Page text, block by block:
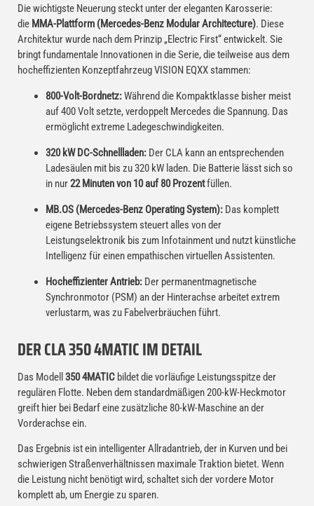
Die wichtigste Neuerung steckt unter der eleganten Karosserie:
die MMA-Plattform (Mercedes-Benz Modular Architecture). Diese
Architektur wurde nach dem Prinzip „Electric First“ entwickelt. Sie
bringt fundamentale Innovationen in die Serie, die teilweise aus dem
hocheffizienten Konzeptfahrzeug VISION EQXX stammen:
800-Volt-Bordnetz:Während die Kompaktklasse bisher meist
auf 400 Volt setzte, verdoppelt Mercedes die Spannung. Das
ermöglicht extreme Ladegeschwindigkeiten.
320 kW DC-Schnellladen: Der CLA kann an entsprechenden
Ladesäulen mit bis zu 320 kW laden. Die Batterie lässt sich so
in nur22 Minuten von 10 auf 80 Prozentfüllen.
MB.OS (Mercedes-Benz Operating System): Das komplett
eigene Betriebssystem steuert alles von der
Leistungselektronik bis zum Infotainment und nutzt künstliche
Intelligenz für einen empathischen virtuellen Assistenten.
Hocheffizienter Antrieb: Der permanentmagnetische
Synchronmotor (PSM) an der Hinterachse arbeitet extrem
verlustarm, was zu Fabelverbräuchen führt.
DER CLA 350 4MATIC IM DETAIL
Das Modell 350 4MATIC bildet die vorläufige Leistungsspitze der
regulären Flotte. Neben dem standardmäßigen 200-kW-Heckmotor
greift hier bei Bedarf eine zusätzliche 80-kW-Maschine an der
Vorderachse ein.
Das Ergebnis ist ein intelligenter Allradantrieb, der in Kurven und bei
schwierigen Straßenverhältnissen maximale Traktion bietet. Wenn
die Leistung nicht benötigt wird, schaltet sich der vordere Motor
komplett ab, um Energie zu sparen.